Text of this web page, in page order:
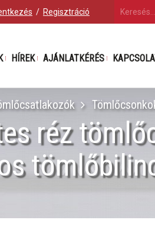
/ Regisztráció
HÍREK AJÁNLATKÉRÉS
réz